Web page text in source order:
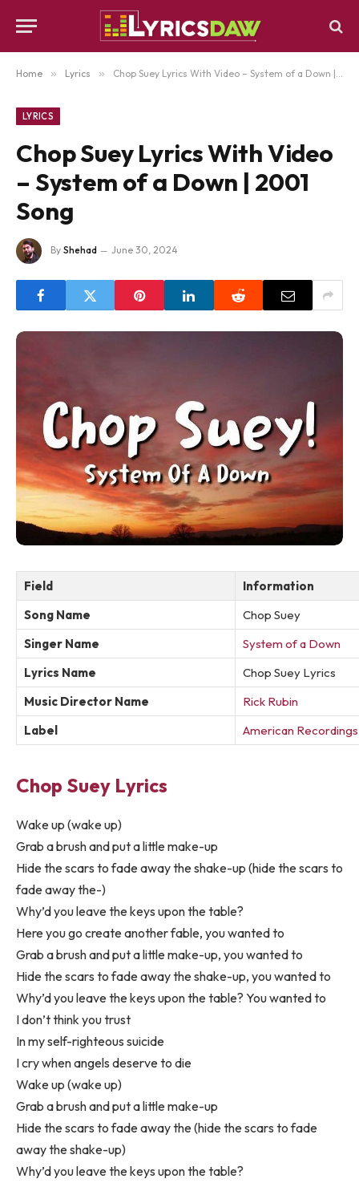
Home » Lyrics » Chop Suey Lyrics With Video – System of a Down | 2001 Song
LYRICS
Chop Suey Lyrics With Video
– System of a Down | 2001
Song
By Shehad June 30, 2024
Field
Information
Song Name
Chop Suey
Singer Name
System of a Down
Lyrics Name
Chop Suey Lyrics
Music Director Name
Rick Rubin
Label
American Recordings
Chop Suey Lyrics
Wake up (wake up)
Grab a brush and put a little make-up
Hide the scars to fade away the shake-up (hide the scars to
fade away the-)
Why’d you leave the keys upon the table?
Here you go create another fable, you wanted to
Grab a brush and put a little make-up, you wanted to
Hide the scars to fade away the shake-up, you wanted to
Why’d you leave the keys upon the table? You wanted to
I don’t think you trust
In my self-righteous suicide
I cry when angels deserve to die
Wake up (wake up)
Grab a brush and put a little make-up
Hide the scars to fade away the (hide the scars to fade
away the shake-up)
Why’d you leave the keys upon the table?